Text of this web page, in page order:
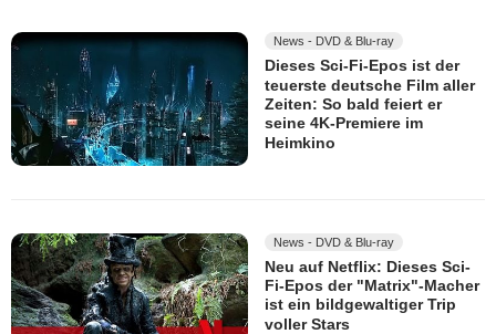
News - DVD & Blu-ray
Dieses Sci-Fi-Epos ist der
teuerste deutsche Film aller
Zeiten: So bald feiert er
seine 4K-Premiere im
Heimkino
News - DVD & Blu-ray
Neu auf Netflix: Dieses Sci-
Fi-Epos der "Matrix"-Macher
ist ein bildgewaltiger Trip
voller Stars